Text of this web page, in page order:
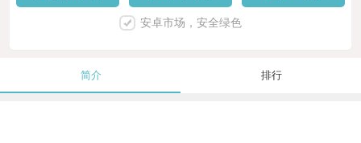
安卓市场，安全绿色
简介 排行